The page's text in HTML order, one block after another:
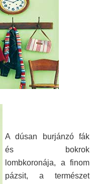
A dúsan burjánzó fák
és bokrok
lombkoronája, a finom
pázsit, a természet